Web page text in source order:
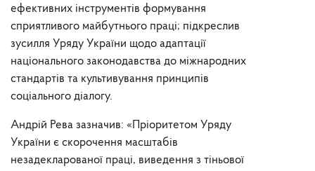
ефективних інструментів формування
сприятливого майбутнього праці; підкреслив
зусилля Уряду України щодо адаптації
національного законодавства до міжнародних
стандартів та культивування принципів
соціального діалогу.
Андрій Рева зазначив: «Пріоритетом Уряду
України є скорочення масштабів
незадекларованої праці, виведення з тіньової